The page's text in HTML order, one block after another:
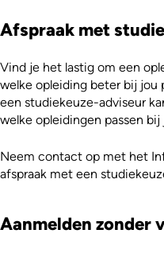
Afspraak met
Vind je het lastig om een
welke opleiding beter bij jou
een studiekeuze-adviseur
welke opleidingen passen
Neem contact op met het
afspraak met een
Aanmelden zonder